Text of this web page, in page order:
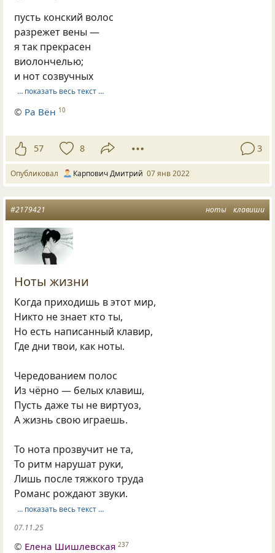
пусть конский волос
разрежет вены —
я так прекрасен
виолончелью;
и нот созвучных
… показать весь текст …
© Ра Вён 10
57 8 3
Опубликовал Карпович Дмитрий 07 янв 2022
ноты клавиши
#2179421
Ноты жизни
Когда приходишь в этот мир,
Никто не знает кто ты,
Но есть написанный клавир,
Где дни твои, как ноты.
Чередованием полос
Из чёрно — белых клавиш,
Пусть даже ты не виртуоз,
А жизнь свою играешь.
То нота прозвучит не та,
То ритм нарушат руки,
Лишь после тяжкого труда
Романс рождают звуки.
… показать весь текст …
07.11.25
© Елена Шишлевская 237